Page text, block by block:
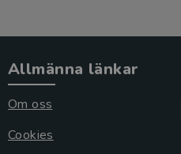
Allmänna länkar
Om oss
Cookies